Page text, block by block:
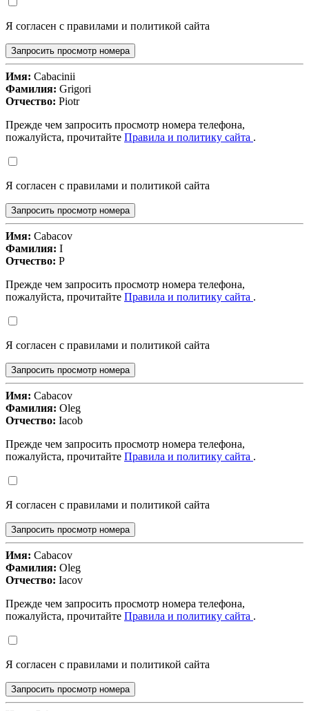
Я согласен с правилами и политикой сайта
Запросить просмотр номера
Имя: Cabacinii
Фамилия: Grigori
Отчество: Piotr
Прежде чем запросить просмотр номера телефона,
пожалуйста, прочитайте Правила и политику сайта .
Я согласен с правилами и политикой сайта
Запросить просмотр номера
Имя: Cabacov
Фамилия: I
Отчество: P
Прежде чем запросить просмотр номера телефона,
пожалуйста, прочитайте Правила и политику сайта .
Я согласен с правилами и политикой сайта
Запросить просмотр номера
Имя: Cabacov
Фамилия: Oleg
Отчество: Iacob
Прежде чем запросить просмотр номера телефона,
пожалуйста, прочитайте Правила и политику сайта .
Я согласен с правилами и политикой сайта
Запросить просмотр номера
Имя: Cabacov
Фамилия: Oleg
Отчество: Iacov
Прежде чем запросить просмотр номера телефона,
пожалуйста, прочитайте Правила и политику сайта .
Я согласен с правилами и политикой сайта
Запросить просмотр номера